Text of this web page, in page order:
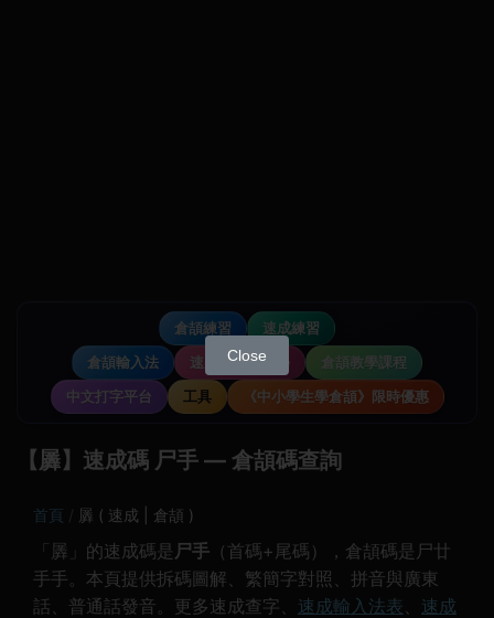
倉頡練習
速成練習
倉頡輸入法
速成輸入法教學
倉頡教學課程
中文打字平台
工具 《中小學生學倉頡》限時優惠
【羼】速成碼 尸手 — 倉頡碼查詢
首頁 羼 ( 速成 | 倉頡 )
「羼」的速成碼是 尸手 （首碼+尾碼），倉頡碼是尸廿
手手。本頁提供拆碼圖解、繁簡字對照、拼音與廣東
話、普通話發音。更多速成查字、 速成輸入法表、 速成
Close